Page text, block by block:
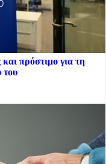
πρόστιμο για τη
του